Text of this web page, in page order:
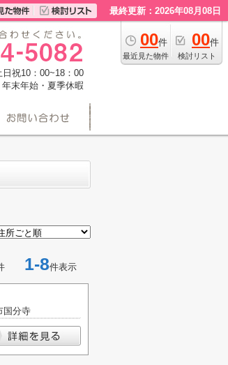
最終更新：2026年08月08日
00件
最近見た物件
00件
検討リスト
祝10：00~18：00
年末年始・夏季休暇
1-8件表示
国分寺